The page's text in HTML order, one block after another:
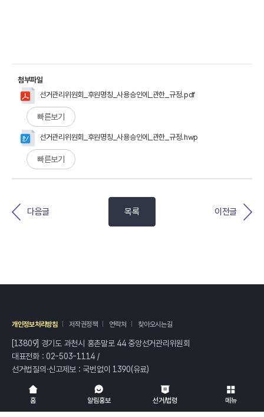
홈 알림홍보 선거/법령 메뉴
첨부파일
선거관리위원회_후원명칭_사용승인에_관한_규정.pdf
빠른보기
선거관리위원회_후원명칭_사용승인에_관한_규정.hwp
빠른보기
다음글 이전글
목록
개인정보처리방침 저작권정책 연락처 찾아오시는길
[13809] 경기도 과천시 홍촌말로 44 중앙선거관리위원회
대표전화 :02-503-1114/
선거법질의·신고제보 : 국번없이 1390(유료)